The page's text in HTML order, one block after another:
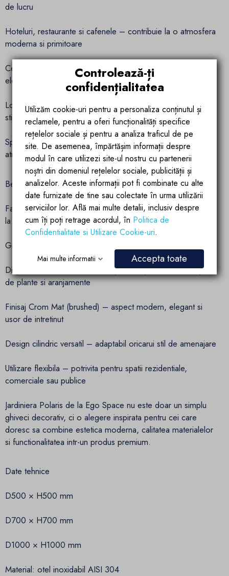
de lucru
Hoteluri, restaurante si cafenele – contribuie la o atmosfera
moderna si primitoare
Centre comerciale, showroom-uri si spatii publice –
element decorativ cu impact vizual
Locuinte private, livinguri sau zone de dining – un plus de
stil si natura in casa
Spatii wellness, spa sau sali de asteptare – completeaza o
atmosfera relaxanta si echilibrata
Beneficii principale
Fabricata din otel inoxidabil AISI 304 – rezistenta excelenta
la coroziune si umezeala
Grosime de 1 mm – structura solida si durabila
Disponibila in trei dimensiuni – potrivita pentru diferite tipuri
de plante si aranjamente
Finisaj Crom Mat (brushed) – aspect modern, elegant si
usor de intretinut
Design cilindric versatil – adaptabil oricarui stil de amenajare
Utilizare flexibila – potrivita pentru spatii rezidentiale,
comerciale sau publice
Jardiniera Polaris de la Ego Space nu este doar un simplu
ghiveci decorativ, ci o alegere inspirata pentru cei care
doresc sa combine estetica moderna, calitatea materialelor
si functionalitatea intr-un produs premium.
Date tehnice
D500 × H500 mm
D700 × H700 mm
D1000 × H1000 mm
Material: otel inoxidabil AISI 304
Controlează-ți
confidențialitatea
Utilizăm cookie-uri pentru a personaliza conținutul și
reclamele, pentru a oferi funcționalități specifice
rețelelor sociale și pentru a analiza traficul de pe
site. De asemenea, împărtășim informații despre
modul în care utilizezi site-ul nostru cu partenerii
noștri din domeniul rețelelor sociale, publicității și
analizelor. Aceste informații pot fi combinate cu alte
date furnizate de tine sau colectate în urma utilizării
serviciilor lor. Află mai multe detalii, inclusiv despre
cum îți poți retrage acordul, în Politica de
Confidentialitate si Utilizare Cookie-uri.
Mai multe informatii Accepta toate